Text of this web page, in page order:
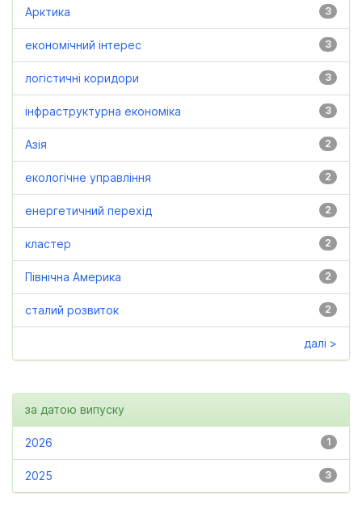
3
Арктика
3
економічний інтерес
3
логістичні коридори
3
інфраструктурна економіка
2
Азія
2
екологічне управління
2
енергетичний перехід
2
кластер
2
Північна Америка
2
сталий розвиток
далі >
за датою випуску
1
2026
3
2025